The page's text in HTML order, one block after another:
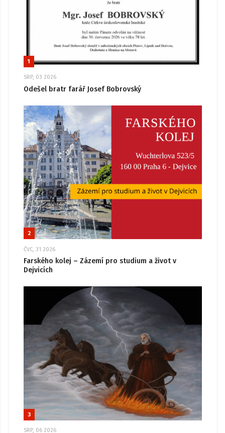
1
SRP, 03 2026
Odešel bratr farář Josef Bobrovský
2
ČVC, 31 2026
Farského kolej – Zázemí pro studium a život v
Dejvicích
3
SRP, 06 2026